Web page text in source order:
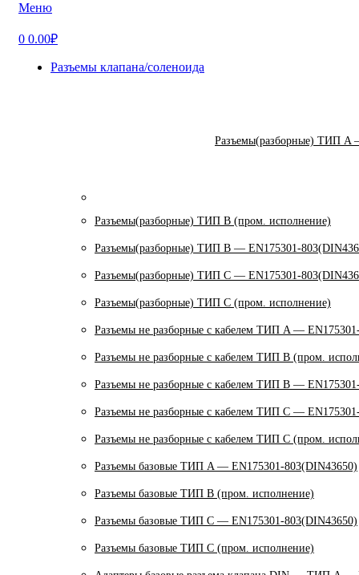
Меню
0 0.00₽
Разъемы клапана/соленоида
Разъемы(разборные) ТИП A
Разъемы(разборные) ТИП В (пром. исполнение)
Разъемы(разборные) ТИП B — EN175301-
Разъемы(разборные) ТИП C — EN175301-
Разъемы(разборные) ТИП С (пром. исполнение)
Разъемы не разборные с кабелем ТИП A —
Разъемы не разборные с кабелем ТИП B (пром.
Разъемы не разборные с кабелем ТИП B —
Разъемы не разборные с кабелем ТИП C —
Разъемы не разборные с кабелем ТИП C (пром.
Разъемы базовые ТИП A — EN175301-803(DIN43650)
Разъемы базовые ТИП В (пром. исполнение)
Разъемы базовые ТИП C — EN175301-803(DIN43650)
Разъемы базовые ТИП C (пром. исполнение)